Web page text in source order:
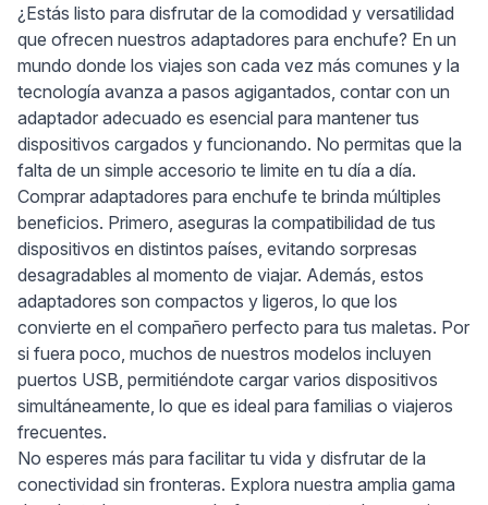
¿Estás listo para disfrutar de la comodidad y versatilidad
que ofrecen nuestros adaptadores para enchufe? En un
mundo donde los viajes son cada vez más comunes y la
tecnología avanza a pasos agigantados, contar con un
adaptador adecuado es esencial para mantener tus
dispositivos cargados y funcionando. No permitas que la
falta de un simple accesorio te limite en tu día a día.
Comprar adaptadores para enchufe te brinda múltiples
beneficios. Primero, aseguras la compatibilidad de tus
dispositivos en distintos países, evitando sorpresas
desagradables al momento de viajar. Además, estos
adaptadores son compactos y ligeros, lo que los
convierte en el compañero perfecto para tus maletas. Por
si fuera poco, muchos de nuestros modelos incluyen
puertos USB, permitiéndote cargar varios dispositivos
simultáneamente, lo que es ideal para familias o viajeros
frecuentes.
No esperes más para facilitar tu vida y disfrutar de la
conectividad sin fronteras. Explora nuestra amplia gama